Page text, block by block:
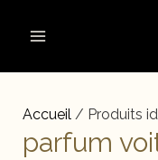
Accueil / Produits
parfum